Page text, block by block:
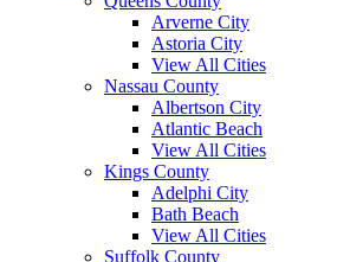
Arverne City
Astoria City
View All Cities
Nassau County
Albertson City
Atlantic Beach
View All Cities
Kings County
Adelphi City
Bath Beach
View All Cities
Suffolk County